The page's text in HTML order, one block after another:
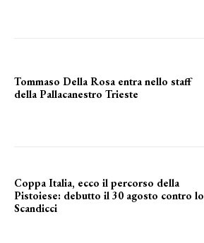
Tommaso Della Rosa entra nello staff
della Pallacanestro Trieste
Coppa Italia, ecco il percorso della
Pistoiese: debutto il 30 agosto contro lo
Scandicci